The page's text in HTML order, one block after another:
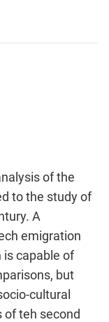
of the
to the study of
A
emigration
is capable of
but
cultural
teh second